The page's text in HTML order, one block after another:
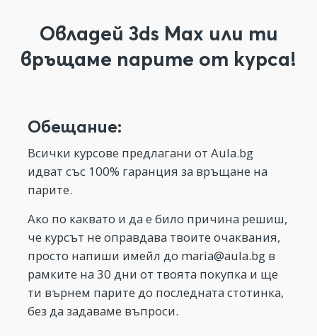
Овладей 3ds Max или ти
връщаме парите от курса!
Обещание:
Всички курсове предлагани от Aula.bg
идват със 100% гаранция за връщане на
парите.
Ако по каквато и да е било причина решиш,
че курсът не оправдава твоите очаквания,
просто напиши имейл до maria@aula.bg в
рамките на 30 дни от твоята покупка и ще
ти върнем парите до последната стотинка,
без да задаваме въпроси.